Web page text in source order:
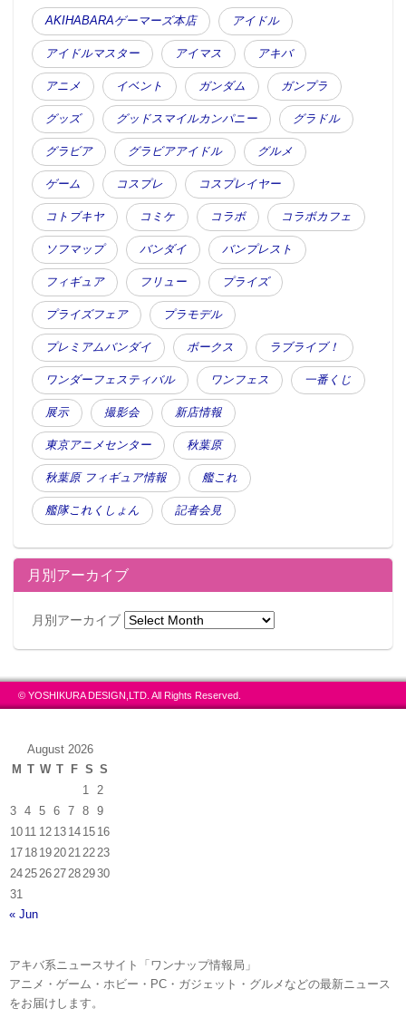
AKIHABARAゲーマーズ本店 アイドル
アイドルマスター アイマス アキバ
アニメ イベント ガンダム ガンプラ
グッズ グッドスマイルカンパニー グラドル
グラビア グラビアアイドル グルメ
ゲーム コスプレ コスプレイヤー
コトブキヤ コミケ コラボ コラボカフェ
ソフマップ バンダイ バンプレスト
フィギュア フリュー プライズ
プライズフェア プラモデル
プレミアムバンダイ ボークス ラブライブ！
ワンダーフェスティバル ワンフェス 一番くじ
展示 撮影会 新店情報
東京アニメセンター 秋葉原
秋葉原 フィギュア情報 艦これ
艦隊これくしょん 記者会見
月別アーカイブ
月別アーカイブ
© YOSHIKURA DESIGN,LTD. All Rights Reserved.
August 2026
M T W T F S S
1
2
3
4 5 6 7 8
9
10 11 12 13 14 15 16
17 18 19 20 21 22 23
24 25 26 27 28 2930
31
« Jun
アキバ系ニュースサイト「ワンナップ情報局」
アニメ・ゲーム・ホビー・PC・ガジェット・グルメなどの最新ニュース
をお届けします。